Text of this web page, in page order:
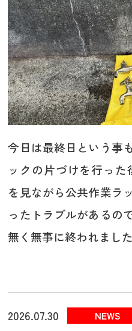
今日は最終日という事
ックの片づけを行っ
を見ながら公共作業ラ
ったトラブルがあるの
無く無事に終われまし
2026.07.30 NEWS